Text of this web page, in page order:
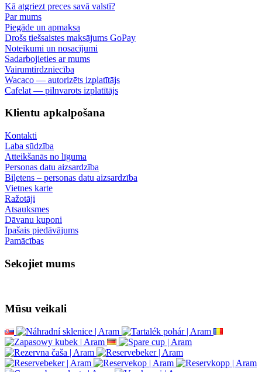
Kā atgriezt preces savā valstī?
Par mums
Piegāde un apmaksa
Drošs tiešsaistes maksājums GoPay
Noteikumi un nosacījumi
Sadarbojieties ar mums
Vairumtirdzniecība
Wacaco — autorizēts izplatītājs
Cafelat — pilnvarots izplatītājs
Klientu apkalpošana
Kontakti
Laba sūdzība
Atteikšanās no līguma
Personas datu aizsardzība
Biļetens – personas datu aizsardzība
Vietnes karte
Ražotāji
Atsauksmes
Dāvanu kuponi
Īpašais piedāvājums
Pamācības
Sekojiet mums
Mūsu veikali